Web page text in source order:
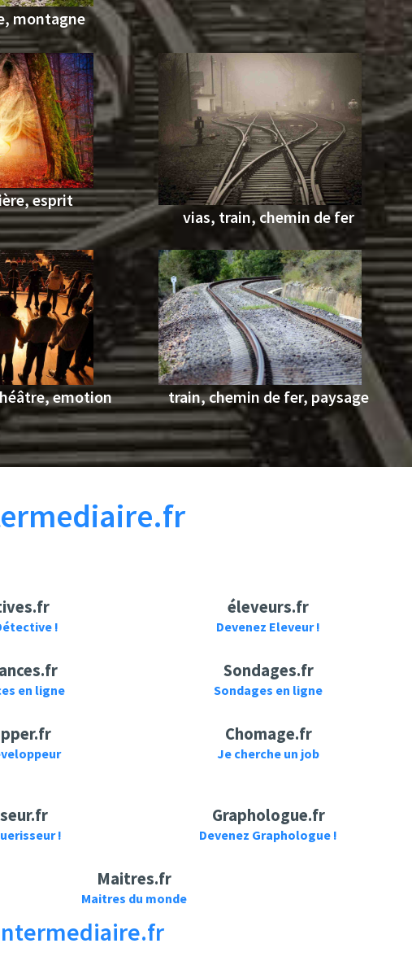
montagne
esprit
vias, train, chemin de fer
emotion train, chemin de fer, paysage
!
éleveurs.fr
Devenez Eleveur !
en ligne
Sondages.fr
Sondages en ligne
Chomage.fr
Je cherche un job
!
Graphologue.fr
Devenez Graphologue !
Maitres.fr
Maitres du monde